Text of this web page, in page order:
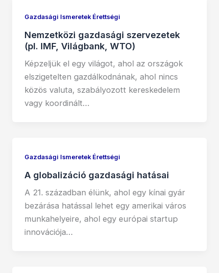
Gazdasági Ismeretek Érettségi
Nemzetközi gazdasági szervezetek
(pl. IMF, Világbank, WTO)
Képzeljük el egy világot, ahol az országok
elszigetelten gazdálkodnának, ahol nincs
közös valuta, szabályozott kereskedelem
vagy koordinált…
Gazdasági Ismeretek Érettségi
A globalizáció gazdasági hatásai
A 21. században élünk, ahol egy kínai gyár
bezárása hatással lehet egy amerikai város
munkahelyeire, ahol egy európai startup
innovációja…